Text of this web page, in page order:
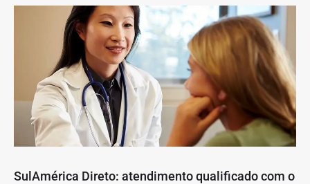
SulAmérica Direto: atendimento qualificado com o